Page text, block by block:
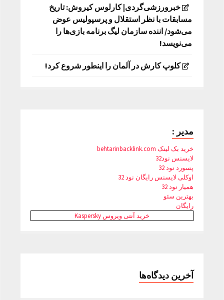
خبرورزشی‌گردی| کارلوس کیروش: تاریخ
مسابقات با نظر استقلال و پرسپولیس عوض
می‌شود/ اننده سازمان لیگ برنامه بازی‌ها را
می‌نویسد!
کلوپ کارش در آلمان را اینطور شروع کرد!
مدیر :
خرید بک لینک behtarinbacklink.com
لایسنس نود32
پسورد نود 32
اوکلی لایسنس رایگان نود 32
همیار نود 32
بهترین سئو
رایگان
خرید آنتی ویروس Kaspersky
آخرین دیدگاه‌ها